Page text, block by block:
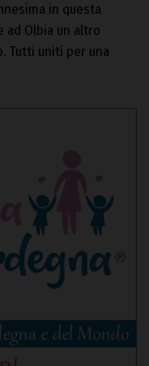
in questa
ad Olbia un altro
Tutti uniti per una